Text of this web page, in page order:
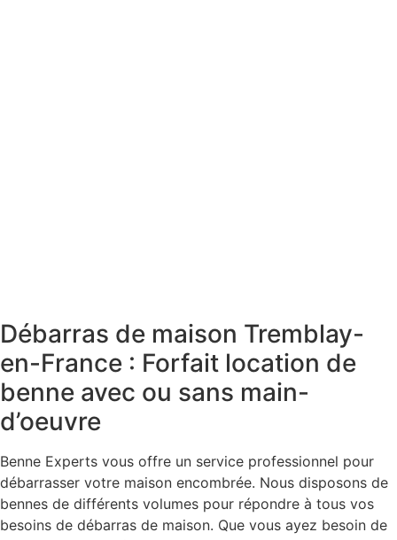
Débarras de maison Tremblay-
en-France : Forfait location de
benne avec ou sans main-
d’oeuvre
Benne Experts vous offre un service professionnel pour
débarrasser votre maison encombrée. Nous disposons de
bennes de différents volumes pour répondre à tous vos
besoins de débarras de maison. Que vous ayez besoin de